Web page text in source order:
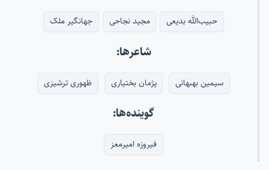
حبیب‌الله بدیعی مجید نجاحی جهانگیر ملک
شاعرها:
سیمین بهبهانی پژمان بختیاری ظهوری ترشیزی
گوینده‌ها:
فیروزه امیرمعز